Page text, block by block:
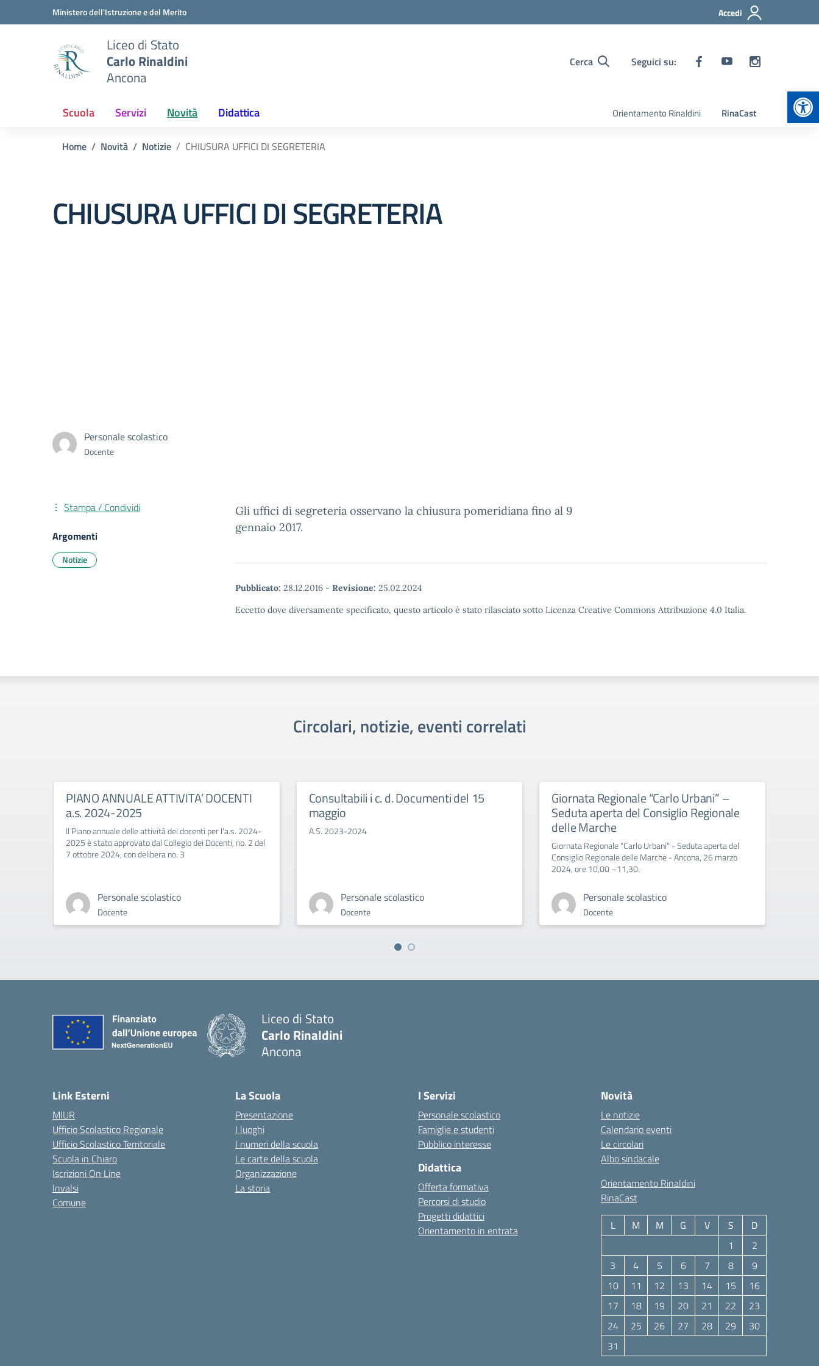
Vai ai contenuti
Vai al menu di navigazioneMinistero dell'Istruzione e del Merito Accedi
Liceo di Stato
Carlo Rinaldini
Ancona
Cerca Seguici su:
Scuola Servizi Novità Didattica Orientamento Rinaldini RinaCast
Home Novità Notizie CHIUSURA UFFICI DI SEGRETERIA
CHIUSURA UFFICI DI SEGRETERIA
Personale scolastico
Docente
Gli uffici di segreteria osservano la chiusura pomeridiana fino al 9
gennaio 2017.
Pubblicato: 28.12.2016 - Revisione: 25.02.2024
Eccetto dove diversamente specificato, questo articolo è stato rilasciato sotto Licenza Creative Commons Attribuzione 4.0 Italia.
Stampa / Condividi
Argomenti
Notizie
Circolari, notizie, eventi correlati
PIANO ANNUALE ATTIVITA’ DOCENTI
a.s. 2024-2025
Il Piano annuale delle attività dei docenti per l'a.s. 2024-
2025 è stato approvato dal Collegio dei Docenti, no. 2 del
7 ottobre 2024, con delibera no. 3
Personale scolastico
Docente
Consultabili i c. d. Documenti del 15
maggio
A.S. 2023-2024
Personale scolastico
Docente
Giornata Regionale “Carlo Urbani” –
Seduta aperta del Consiglio Regionale
delle Marche
Giornata Regionale "Carlo Urbani" - Seduta aperta del
Consiglio Regionale delle Marche - Ancona, 26 marzo
2024, ore 10,00 –11,30.
Personale scolastico
Docente
Liceo di Stato
Carlo Rinaldini
Ancona
Link Esterni
MIUR
Ufficio Scolastico Regionale
Ufficio Scolastico Territoriale
Scuola in Chiaro
Iscrizioni On Line
Invalsi
Comune
La Scuola
Presentazione
I luoghi
I numeri della scuola
Le carte della scuola
Organizzazione
La storia
I Servizi
Personale scolastico
Famiglie e studenti
Pubblico interesse
Didattica
Offerta formativa
Percorsi di studio
Progetti didattici
Orientamento in entrata
Novità
Le notizie
Calendario eventi
Le circolari
Albo sindacale
Orientamento Rinaldini
RinaCast
L M M G V S
D
1
2
3
4 5 6 7 8
9
10
11 12 13 14 15
16
17
18 19 20 21 22
23
24
25 26 27 28 29
30
31